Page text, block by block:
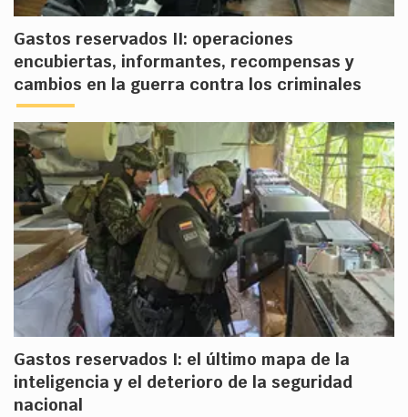
Gastos reservados II: operaciones
encubiertas, informantes, recompensas y
cambios en la guerra contra los criminales
Gastos reservados I: el último mapa de la
inteligencia y el deterioro de la seguridad
nacional